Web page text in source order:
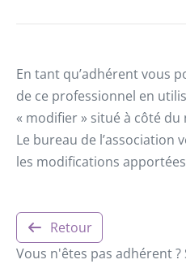
En tant qu’adhérent vous
de ce professionnel en
« modifier » situé à côté
Le bureau de l’association
les modifications
Retour
Vous n'êtes pas adhérent